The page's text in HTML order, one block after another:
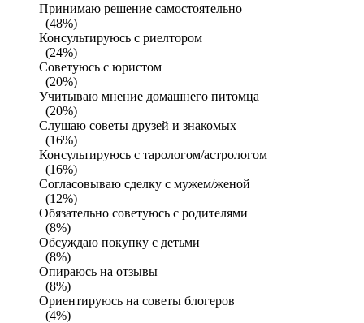
Принимаю решение самостоятельно
(48%)
Консультируюсь с риелтором
(24%)
Советуюсь с юристом
(20%)
Учитываю мнение домашнего питомца
(20%)
Слушаю советы друзей и знакомых
(16%)
Консультируюсь с тарологом/астрологом
(16%)
Согласовываю сделку с мужем/женой
(12%)
Обязательно советуюсь с родителями
(8%)
Обсуждаю покупку с детьми
(8%)
Опираюсь на отзывы
(8%)
Ориентируюсь на советы блогеров
(4%)